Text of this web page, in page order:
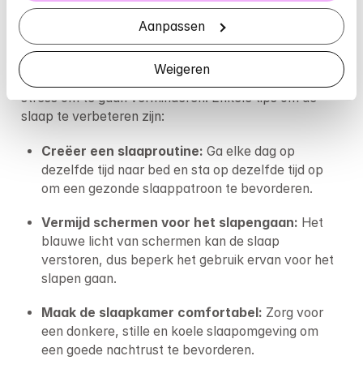
Aanpassen
Weigeren
Voldoende slaap is essentieel voor stressreductie.
Tijdens de slaap herstelt je lichaam zich en worden
stresshormonen gereguleerd. Een gebrek aan slaap
kan je stressniveau verhogen en je vermogen om met
stress om te gaan verminderen. Enkele tips om de
slaap te verbeteren zijn:
Creëer een slaaproutine: Ga elke dag op
dezelfde tijd naar bed en sta op dezelfde tijd op
om een gezonde slaappatroon te bevorderen.
Vermijd schermen voor het slapengaan: Het
blauwe licht van schermen kan de slaap
verstoren, dus beperk het gebruik ervan voor het
slapen gaan.
Maak de slaapkamer comfortabel: Zorg voor
een donkere, stille en koele slaapomgeving om
een goede nachtrust te bevorderen.